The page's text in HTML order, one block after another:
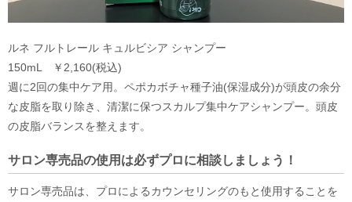
ルネ フルトレール キュルビシア シャンプー
150mL ￥2,160(税込)
週に2回の集中ケア用。ペポカボチャ種子油(保湿成分)が頭皮の余分
な皮脂を取り除き、清潔に保つスカルプ集中ケアシャンプー。頭皮
の皮脂バランスを整えます。
サロン専売品の使用は必ずプロに相談しましょう！
サロン専売品は、プロによるカウンセリングのもと使用することを